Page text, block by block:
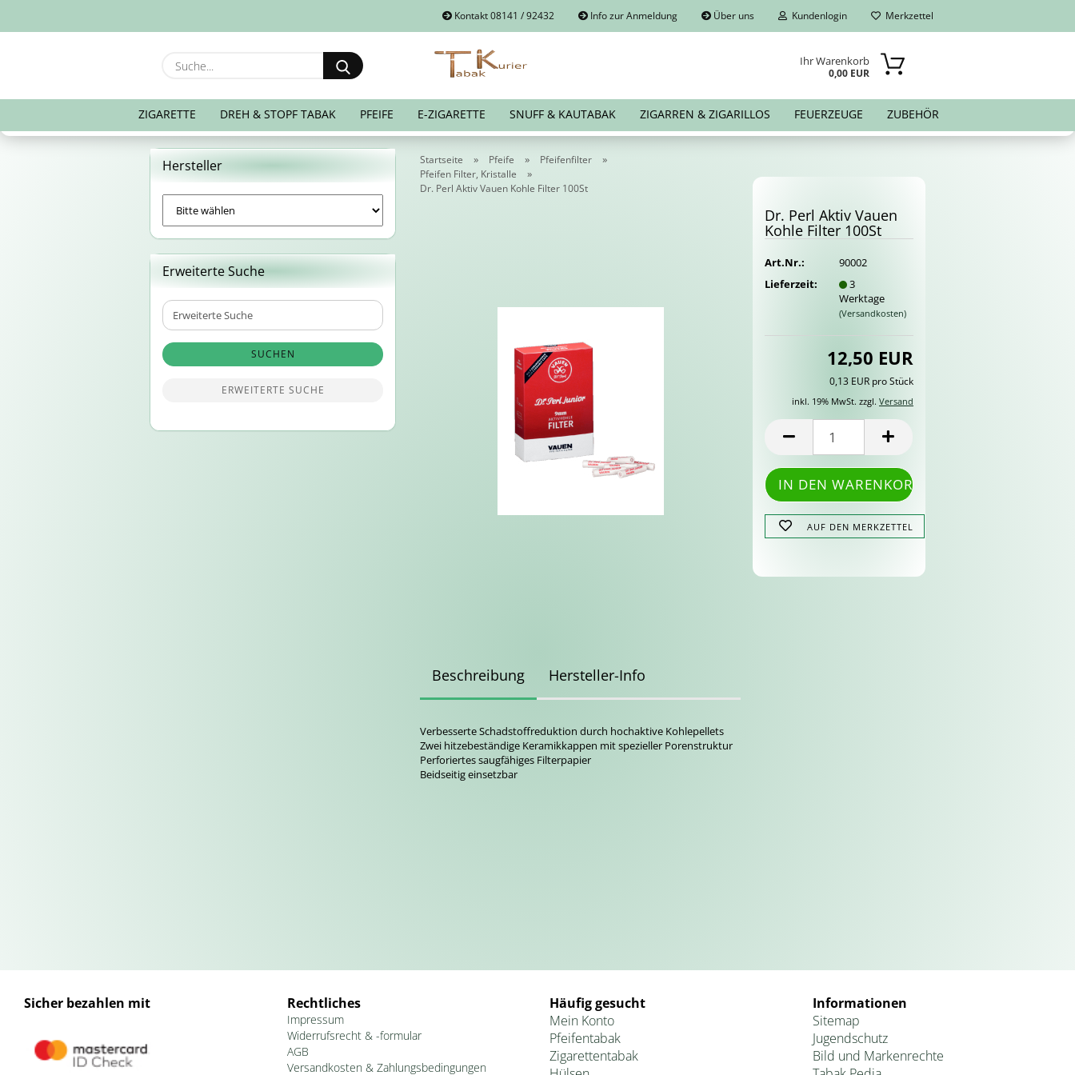
Kontakt 08141 / 92432 Info zur Anmeldung Über uns Kundenlogin Merkzettel
Suche... Ihr Warenkorb
0,00 EUR
ZIGARETTE DREH & STOPF TABAK PFEIFE E-ZIGARETTE SNUFF & KAUTABAK ZIGARREN & ZIGARILLOS FEUERZEUGE ZUBEHÖR
Startseite » Pfeife » Pfeifenfilter »
Pfeifen Filter, Kristalle »
Dr. Perl Aktiv Vauen Kohle Filter 100St
Dr. Perl Aktiv Vauen
Kohle Fil­ter 100St
Art.Nr.:
90002
Lieferzeit:
3
Werktage
(Versandkosten)
12,50 EUR
0,13 EUR pro Stück
inkl. 19% MwSt. zzgl. Versand
AUF DEN MERKZETTEL
Beschreibung Hersteller-Info
Verbesserte Schadstoffreduktion durch hochaktive Kohlepellets
Zwei hitzebeständige Keramikkappen mit spezieller Porenstruktur
Perforiertes saugfähiges Filterpapier
Beidseitig einsetzbar
Hersteller
Erweiterte Suche
Erweiterte
Suche
SUCHEN
ERWEITERTE SUCHE
Sicher bezahlen mit Rechtliches
Impressum
Widerrufsrecht & -formular
AGB
Versandkosten & Zahlungsbedingungen
Häufig gesucht
Mein Konto
Pfeifentabak
Zigarettentabak
Informationen
Sitemap
Jugendschutz
Bild und Markenrechte